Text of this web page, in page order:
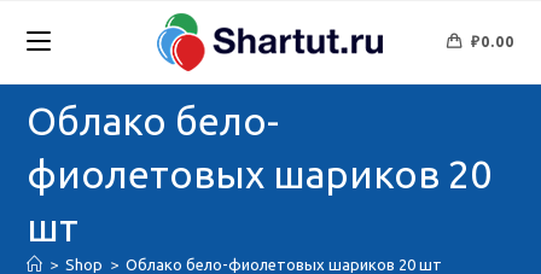
₽0.00
Облако бело-
фиолетовых шариков 20
шт
> Shop > Облако бело-фиолетовых шариков 20 шт